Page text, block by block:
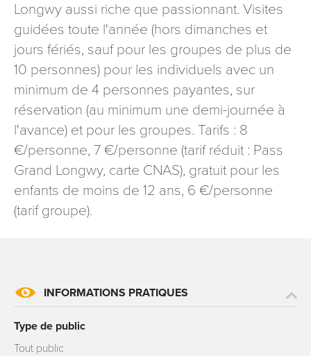
Longwy aussi riche que passionnant. Visites
guidées toute l'année (hors dimanches et
jours fériés, sauf pour les groupes de plus de
10 personnes) pour les individuels avec un
minimum de 4 personnes payantes, sur
réservation (au minimum une demi-journée à
l'avance) et pour les groupes. Tarifs : 8
€/personne, 7 €/personne (tarif réduit : Pass
Grand Longwy, carte CNAS), gratuit pour les
enfants de moins de 12 ans, 6 €/personne
(tarif groupe).
INFORMATIONS PRATIQUES
Type de public
Tout public
reCAPTCHA